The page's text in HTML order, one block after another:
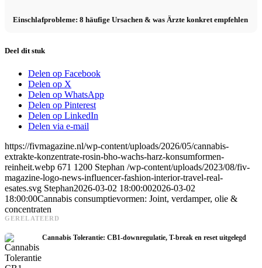
Einschlafprobleme: 8 häufige Ursachen & was Ärzte konkret empfehlen
Deel dit stuk
Delen op Facebook
Delen op X
Delen op WhatsApp
Delen op Pinterest
Delen op LinkedIn
Delen via e-mail
https://fivmagazine.nl/wp-content/uploads/2026/05/cannabis-
extrakte-konzentrate-rosin-bho-wachs-harz-konsumformen-
reinheit.webp 671 1200 Stephan /wp-content/uploads/2023/08/fiv-
magazine-logo-news-influencer-fashion-interior-travel-real-
esates.svg Stephan2026-03-02 18:00:002026-03-02
18:00:00Cannabis consumptievormen: Joint, verdamper, olie &
concentraten
GERELATEERD
Cannabis Tolerantie: CB1-downregulatie, T-break en reset uitgelegd